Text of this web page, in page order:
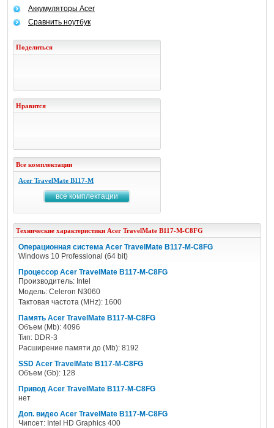
Аккумуляторы Acer
Сравнить ноутбук
Поделиться
Нравится
Все комплектации
Acer TravelMate B117-M
все комплектации
Технические характеристики Acer TravelMate B117-M-C8FG
Операционная система Acer TravelMate B117-M-C8FG
Windows 10 Professional (64 bit)
Процессор Acer TravelMate B117-M-C8FG
Производитель: Intel
Модель: Celeron N3060
Тактовая частота (MHz): 1600
Память Acer TravelMate B117-M-C8FG
Объем (Mb): 4096
Тип: DDR-3
Расширение памяти до (Mb): 8192
SSD Acer TravelMate B117-M-C8FG
Объем (Gb): 128
Привод Acer TravelMate B117-M-C8FG
нет
Доп. видео Acer TravelMate B117-M-C8FG
Чипсет: Intel HD Graphics 400